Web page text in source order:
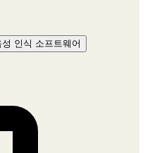
인식 소프트웨어